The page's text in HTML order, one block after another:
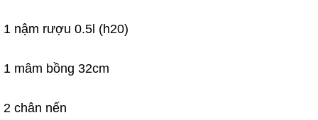
1 nậm rượu 0.5l (h20)
1 mâm bồng 32cm
2 chân nến